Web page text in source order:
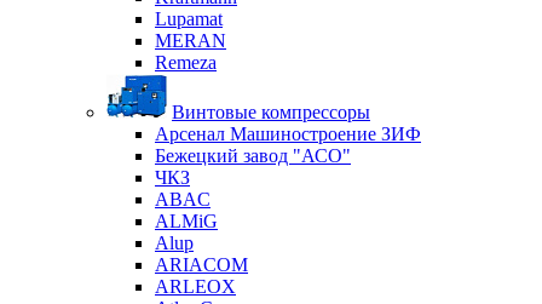
Lupamat
MERAN
Remeza
Винтовые компрессоры
Арсенал Машиностроение ЗИФ
Бежецкий завод "АСО"
ЧКЗ
ABAC
ALMiG
Alup
ARIACOM
ARLEOX